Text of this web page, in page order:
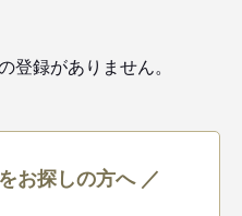
登録がありません。
お探しの方へ ／